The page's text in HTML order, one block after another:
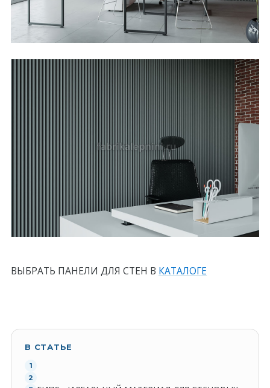
ВЫБРАТЬ ПАНЕЛИ ДЛЯ СТЕН В КАТАЛОГЕ
В СТАТЬЕ